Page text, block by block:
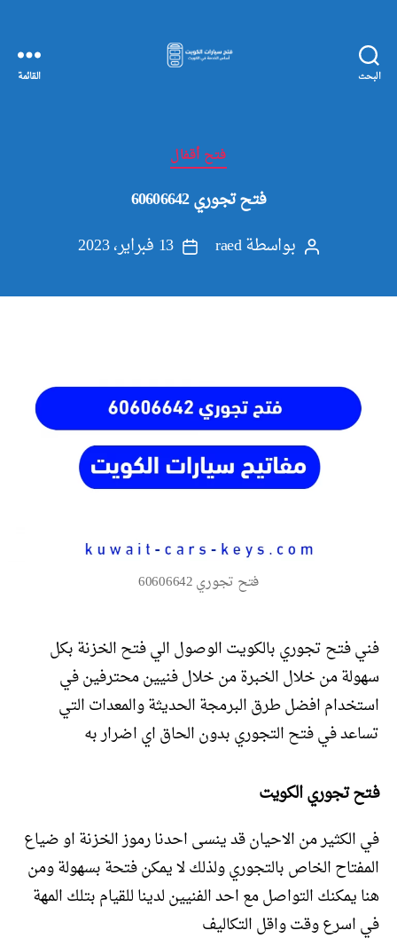
البحث
الكويت
القائمة
التصنيفات
فتح أقفال
فتح تجوري 60606642
كاتببواسطةraed
تاريخ
13 فبراير، 2023
فتح تجوري 60606642
فني فتح تجوري بالكويت الوصول الي فتح الخزنة بكل
سهولة من خلال الخبرة من خلال فنيين محترفين في
استخدام افضل طرق البرمجة الحديثة والمعدات التي
تساعد في فتح التجوري بدون الحاق اي اضرار به
فتح تجوري الكويت
في الكثير من الاحيان قد ينسى احدنا رموز الخزنة او ضياع
المفتاح الخاص بالتجوري ولذلك لا يمكن فتحة بسهولة ومن
هنا يمكنك التواصل مع احد الفنيين لدينا للقيام بتلك المهة
في اسرع وقت واقل التكاليف